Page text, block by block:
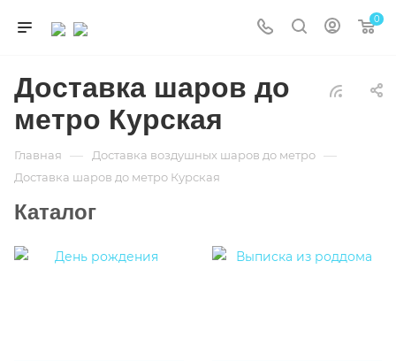
0
Доставка шаров до
метро Курская
Главная — Доставка воздушных шаров до метро —
Доставка шаров до метро Курская
Каталог